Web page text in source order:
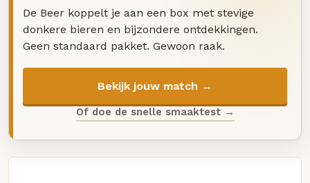
De Beer koppelt je aan een box met stevige
donkere bieren en bijzondere ontdekkingen.
Geen standaard pakket. Gewoon raak.
Bekijk jouw match →
Of doe de snelle smaaktest →